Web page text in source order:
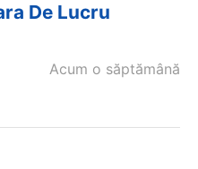
De Lucru
Acum o săptămână